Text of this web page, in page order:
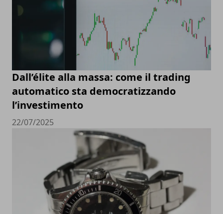
Dall’élite alla massa: come il trading
automatico sta democratizzando
l’investimento
22/07/2025